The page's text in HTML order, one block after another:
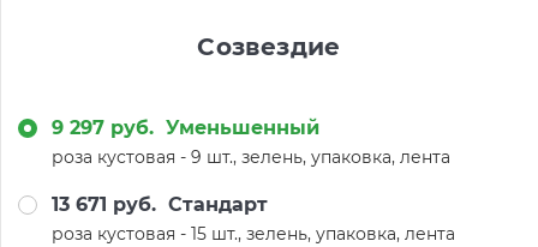
Созвездие
9 297 руб. Уменьшенный
роза кустовая - 9 шт., зелень, упаковка, лента
13 671 руб. Стандарт
роза кустовая - 15 шт., зелень, упаковка, лента